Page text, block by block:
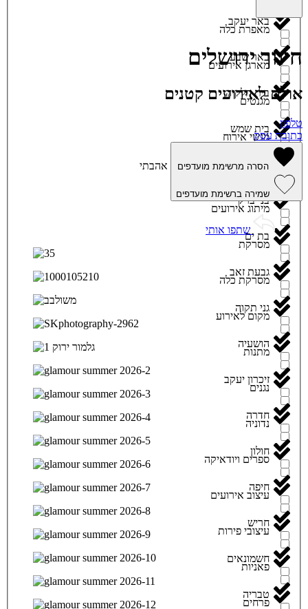
מאפרת כלה
מארגן אירועים
מגנטים
מגשי אירוח
מוזיקה
מיתוג אירועים
מסרקת
מסרקת כלה
מקום לאירוע
מתנות
נגנים
נדוניה
ספרים ויודאיקה
עיצוב אירועים
עיצובי פירות
פאניות
פרחים
באר יעקב
באר שבע
בית חלקיה
בית שמש
ביתר עילית
בני ברק
בת ים
גבעת זאב
גני תקוה
הושעיה
זיכרון יעקב
חדרה
חולון
חיפה
חריש
חשמונאים
טבריה
חינוך ירושלים
אולם לאירועים קטנים
טלפון
כתובת עסק
הסרה מרשימת מועדפים
שמירה ברשימת מועדפים
אהבתי
שתפו אותי